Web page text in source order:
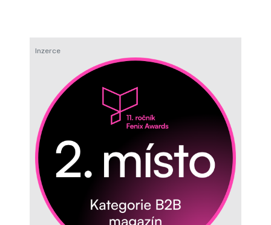
letos zasednou v komisi také nové osobnosti.
Inzerce